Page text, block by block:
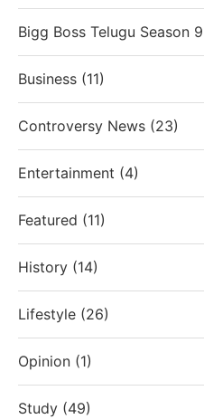
Bigg Boss Telugu Season 9
Business (11)
Controversy News (23)
Entertainment (4)
Featured (11)
History (14)
Lifestyle (26)
Opinion (1)
Study (49)